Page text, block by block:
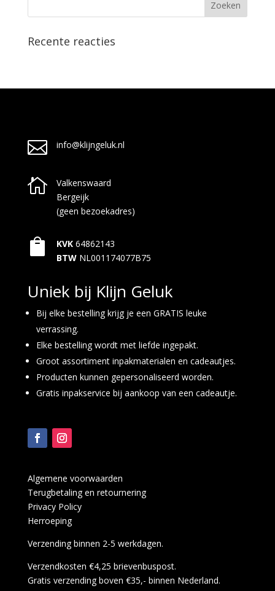
Recente reacties
 info@klijngeluk.nl

Valkenswaard
Bergeijk
(geen bezoekadres)
 KVK 64862143
BTW NL001174077B75
Uniek bij Klijn Geluk
Bij elke bestelling krijg je een GRATIS leuke
verrassing.
Elke bestelling wordt met liefde ingepakt.
Groot assortiment inpakmaterialen en cadeautjes.
Producten kunnen gepersonaliseerd worden.
Gratis inpakservice bij aankoop van een cadeautje.
Algemene voorwaarden
Terugbetaling en retournering
Privacy Policy
Herroeping
Verzending binnen 2-5 werkdagen.
Verzendkosten €4,25 brievenbuspost.
Gratis verzending boven €35,- binnen Nederland.